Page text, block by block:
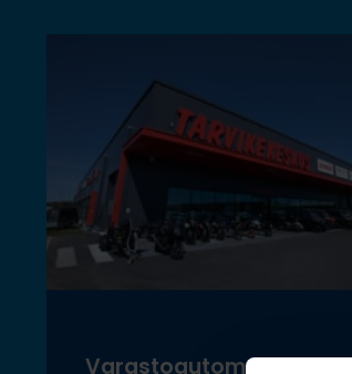
Varastoautomaatilla